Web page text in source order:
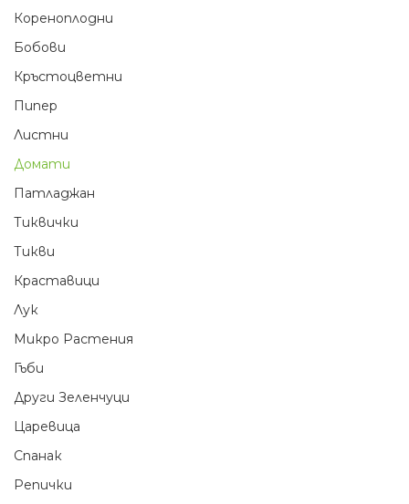
Кореноплодни
Бобови
Кръстоцветни
Пипер
Листни
Домати
Патладжан
Тиквички
Тикви
Краставици
Лук
Микро Растения
Гъби
Други Зеленчуци
Царевица
Спанак
Репички